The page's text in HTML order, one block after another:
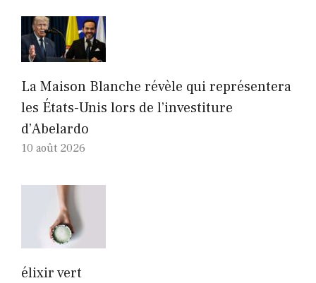
La Maison Blanche révèle qui représentera
les États-Unis lors de l’investiture
d’Abelardo
10 août 2026
élixir vert